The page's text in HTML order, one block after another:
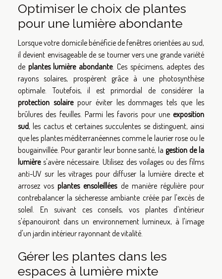
Optimiser le choix de plantes
pour une lumière abondante
Lorsque votre domicile bénéficie de fenêtres orientées au sud,
il devient envisageable de se tourner vers une grande variété
de plantes lumière abondante. Ces spécimens, adeptes des
rayons solaires, prospèrent grâce à une photosynthèse
optimale. Toutefois, il est primordial de considérer la
protection solairepour éviter les dommages tels que les
brûlures des feuilles. Parmi les favoris pour une exposition
sud, les cactus et certaines succulentes se distinguent, ainsi
que les plantes méditerranéennes comme le laurier rose ou le
bougainvillée. Pour garantir leur bonne santé, lagestion de la
lumières'avère nécessaire. Utilisez des voilages ou des films
anti-UV sur les vitrages pour diffuser la lumière directe et
arrosez vosplantes ensoleilléesde manière régulière pour
contrebalancer la sécheresse ambiante créée par l'excès de
soleil. En suivant ces conseils, vos plantes d'intérieur
s'épanouiront dans un environnement lumineux, à l'image
d'un jardin intérieur rayonnant de vitalité.
Gérer les plantes dans les
espaces à lumière mixte